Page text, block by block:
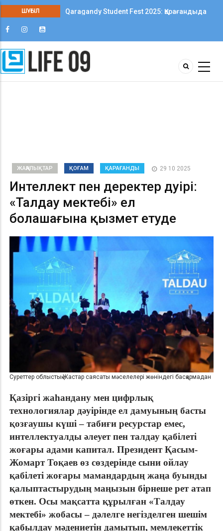
ШҰҒЫЛ
колледж студенттері арасында алғаш рет
ЖАҢАЛЫҚТАР ҚОҒАМ ҚАРАҒАНДЫ 29 10 2025
Интеллект пен деректер дәуірі:
«Талдау мектебі» ел
болашағына қызмет етуде
Суреттер облыстық Жастар саясаты мәселелері жөніндегі басқармадан
Қазіргі жаһандану мен цифрлық
технологиялар дәуірінде ел дамуының басты
қозғаушы күші – табиғи ресурстар емес,
интеллектуалды әлеует пен талдау қабілеті
жоғары адами капитал. Президент Қасым-
Жомарт Тоқаев өз сөздерінде сыни ойлау
қабілеті жоғары мамандардың жаңа буынды
қалыптастырудың маңызын бірнеше рет атап
өткен. Осы мақсатта құрылған «Талдау
мектебі» жобасы – дәлелге негізделген шешім
қабылдау мәдениетін дамытып, мемлекеттік